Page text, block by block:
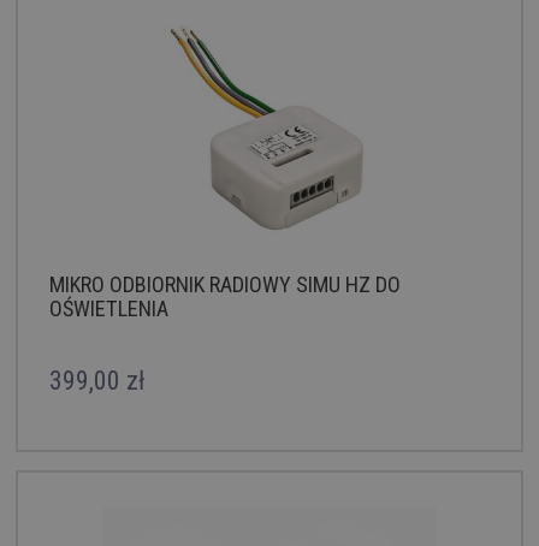
MIKRO ODBIORNIK RADIOWY SIMU HZ DO
OŚWIETLENIA
399,00 zł